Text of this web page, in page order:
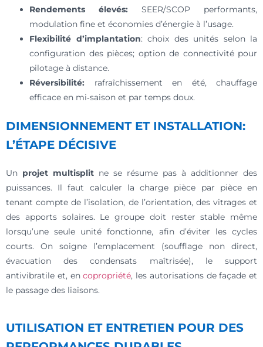
Rendements élevés: SEER/SCOP performants,
modulation fine et économies d’énergie à l’usage.
Flexibilité d’implantation: choix des unités selon la
configuration des pièces; option de connectivité pour
pilotage à distance.
Réversibilité: rafraîchissement en été, chauffage
efficace en mi‑saison et par temps doux.
DIMENSIONNEMENT ET INSTALLATION:
L’ÉTAPE DÉCISIVE
Un projet multisplit ne se résume pas à additionner des
puissances. Il faut calculer la charge pièce par pièce en
tenant compte de l’isolation, de l’orientation, des vitrages et
des apports solaires. Le groupe doit rester stable même
lorsqu’une seule unité fonctionne, afin d’éviter les cycles
courts. On soigne l’emplacement (soufflage non direct,
évacuation des condensats maîtrisée), le support
antivibratile et, encopropriété, les autorisations de façade et
le passage des liaisons.
UTILISATION ET ENTRETIEN POUR DES